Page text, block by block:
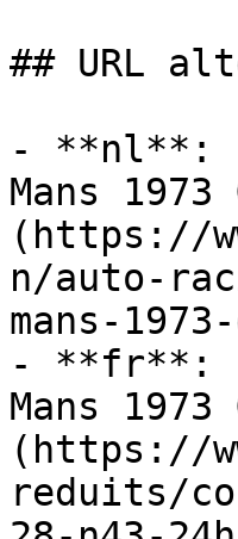
## URL
- **nl**:
Mans
(https://
n/auto-
mans-
- **fr**:
Mans
(https://
reduits/